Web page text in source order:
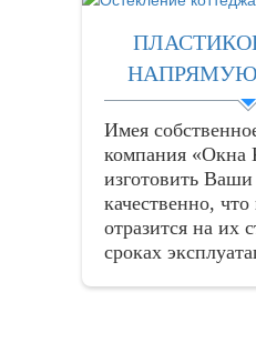
НАПРЯМУЮ
Имея
компания «Окна
изготовить
качественно,
отразится на их
сроках